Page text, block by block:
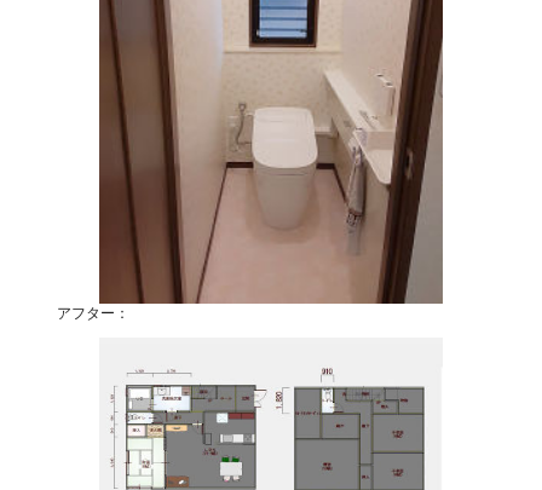
アフター：